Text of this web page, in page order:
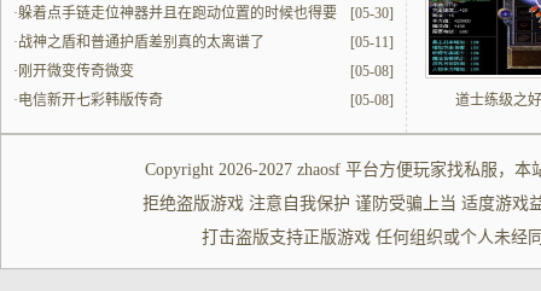
[05-30]
·躲着点手链走位神器并且在跑动位置的时候也得要
啥时候都的更改
[05-11]
·战神之盾和普通护盾差别真的太离谱了
[05-08]
· 刚开微变传奇微变
[05-08]
·电信新开七彩韩版传奇 道士练级之
Copyright 2026-2027 zhaosf平台方便玩家找私服 ，本
拒绝盗版游戏 注意自我保护 谨防受骗上当 适度游戏
打击盗版支持正版游戏 任何组织或个人未经